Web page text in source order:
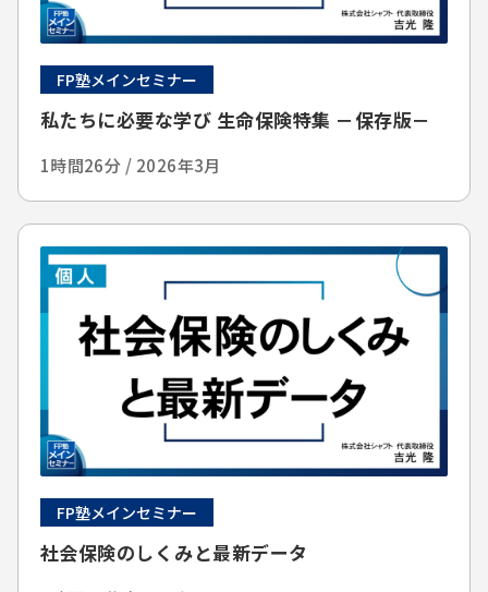
FP塾メインセミナー
私たちに必要な学び 生命保険特集 －保存版－
1時間26分 / 2026年3月
FP塾メインセミナー
社会保険のしくみと最新データ